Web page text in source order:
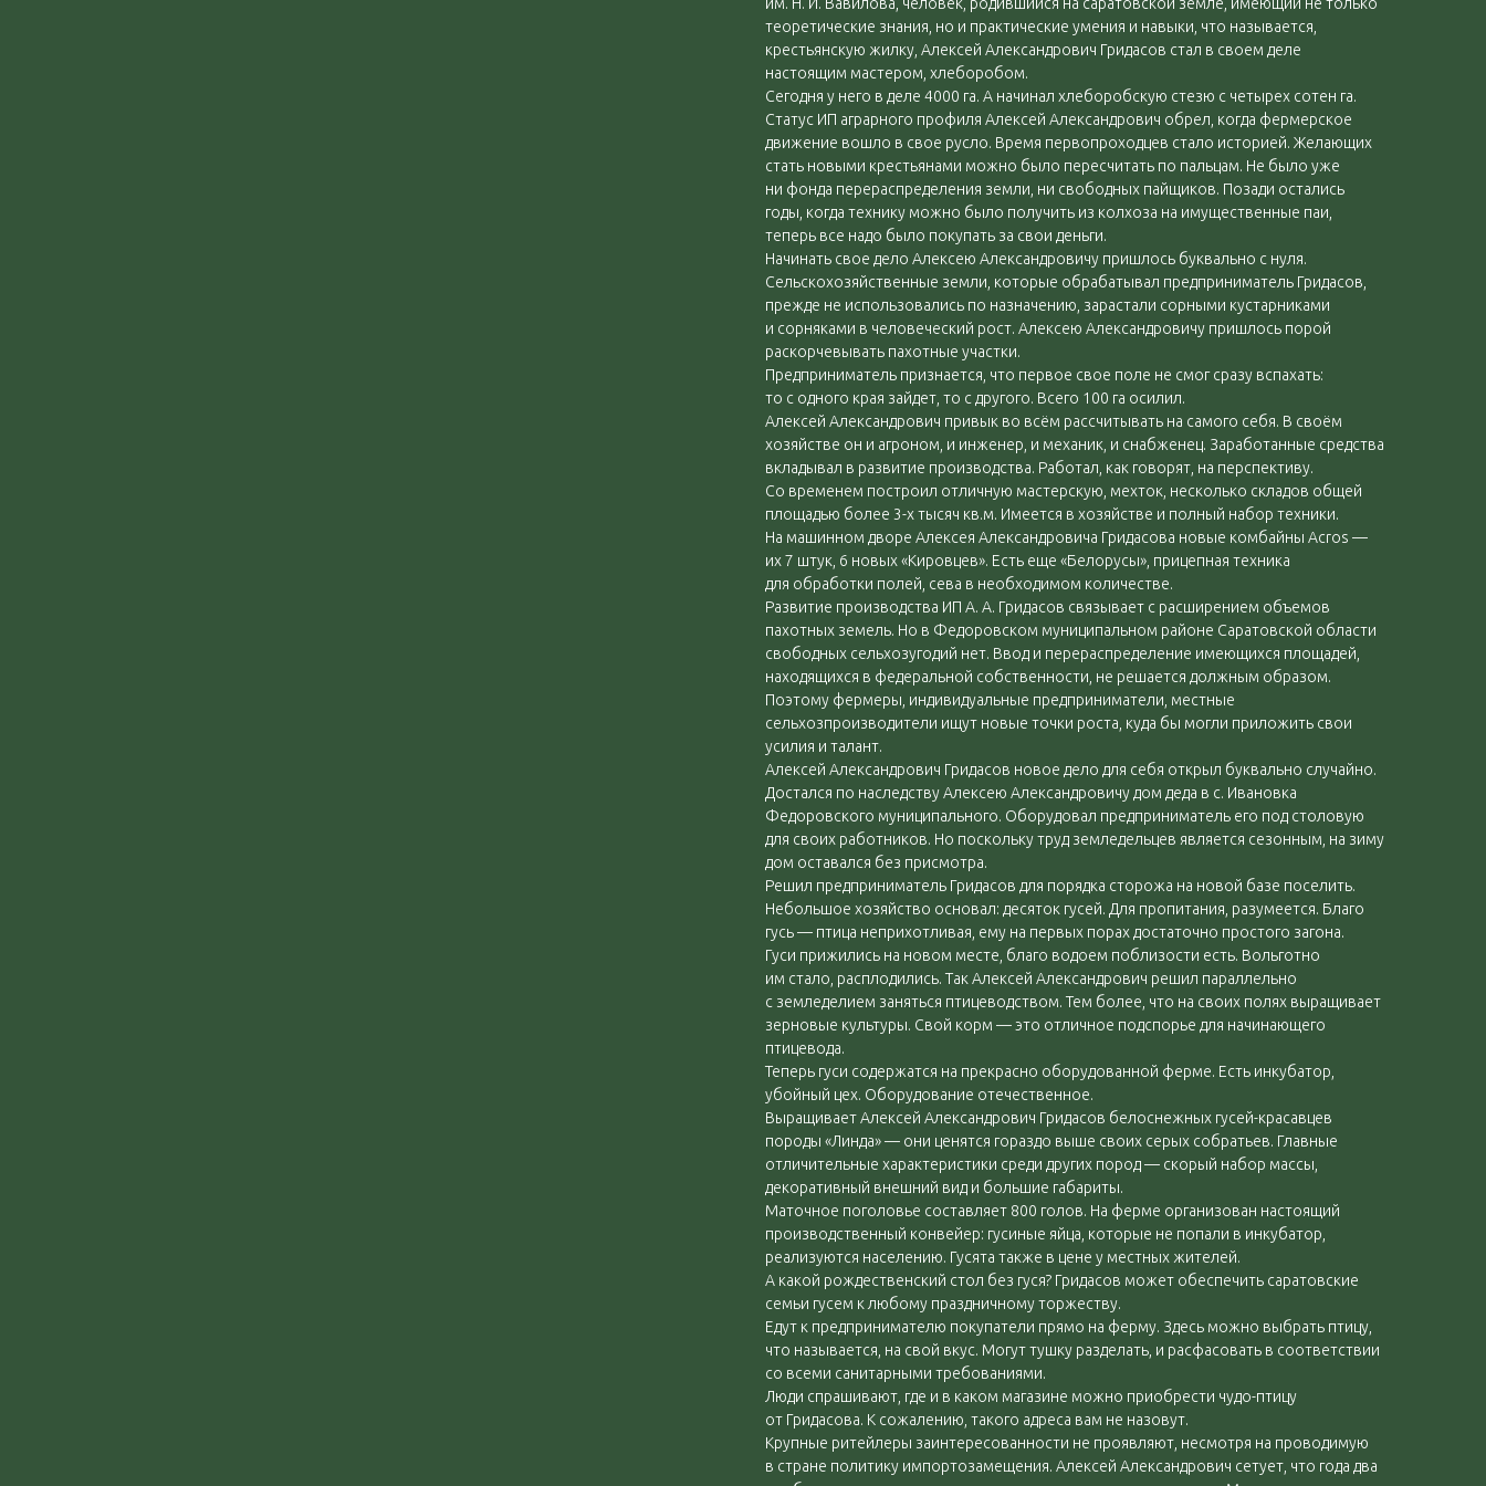
теоретические знания, но и практические умения и навыки, что называется,
крестьянскую жилку, Алексей Александрович Гридасов стал в своем деле
настоящим мастером, хлеборобом.
Сегодня у него в деле 4000 га. А начинал хлеборобскую стезю с четырех сотен га.
Статус ИП аграрного профиля Алексей Александрович обрел, когда фермерское
движение вошло в свое русло. Время первопроходцев стало историей. Желающих
стать новыми крестьянами можно было пересчитать по пальцам. Не было уже
ни фонда перераспределения земли, ни свободных пайщиков. Позади остались
годы, когда технику можно было получить из колхоза на имущественные паи,
теперь все надо было покупать за свои деньги.
Начинать свое дело Алексею Александровичу пришлось буквально с нуля.
Сельскохозяйственные земли, которые обрабатывал предприниматель Гридасов,
прежде не использовались по назначению, зарастали сорными кустарниками
и сорняками в человеческий рост. Алексею Александровичу пришлось порой
раскорчевывать пахотные участки.
Предприниматель признается, что первое свое поле не смог сразу вспахать:
то с одного края зайдет, то с другого. Всего 100 га осилил.
Алексей Александрович привык во всём рассчитывать на самого себя. В своём
хозяйстве он и агроном, и инженер, и механик, и снабженец. Заработанные средства
вкладывал в развитие производства. Работал, как говорят, на перспективу.
Со временем построил отличную мастерскую, мехток, несколько складов общей
площадью более 3-х тысяч кв.м. Имеется в хозяйстве и полный набор техники.
На машинном дворе Алексея Александровича Гридасова новые комбайны Acros —
их 7 штук, 6 новых «Кировцев». Есть еще «Белорусы», прицепная техника
для обработки полей, сева в необходимом количестве.
Развитие производства ИП А. А. Гридасов связывает с расширением объемов
пахотных земель. Но в Федоровском муниципальном районе Саратовской области
свободных сельхозугодий нет. Ввод и перераспределение имеющихся площадей,
находящихся в федеральной собственности, не решается должным образом.
Поэтому фермеры, индивидуальные предприниматели, местные
сельхозпроизводители ищут новые точки роста, куда бы могли приложить свои
усилия и талант.
Алексей Александрович Гридасов новое дело для себя открыл буквально случайно.
Достался по наследству Алексею Александровичу дом деда в с. Ивановка
Федоровского муниципального. Оборудовал предприниматель его под столовую
для своих работников. Но поскольку труд земледельцев является сезонным, на зиму
дом оставался без присмотра.
Решил предприниматель Гридасов для порядка сторожа на новой базе поселить.
Небольшое хозяйство основал: десяток гусей. Для пропитания, разумеется. Благо
гусь — птица неприхотливая, ему на первых порах достаточно простого загона.
Гуси прижились на новом месте, благо водоем поблизости есть. Вольготно
им стало, расплодились. Так Алексей Александрович решил параллельно
с земледелием заняться птицеводством. Тем более, что на своих полях выращивает
зерновые культуры. Свой корм — это отличное подспорье для начинающего
птицевода.
Теперь гуси содержатся на прекрасно оборудованной ферме. Есть инкубатор,
убойный цех. Оборудование отечественное.
Выращивает Алексей Александрович Гридасов белоснежных гусей-красавцев
породы «Линда» — они ценятся гораздо выше своих серых собратьев. Главные
отличительные характеристики среди других пород — скорый набор массы,
декоративный внешний вид и большие габариты.
Маточное поголовье составляет 800 голов. На ферме организован настоящий
производственный конвейер: гусиные яйца, которые не попали в инкубатор,
реализуются населению. Гусята также в цене у местных жителей.
А какой рождественский стол без гуся? Гридасов может обеспечить саратовские
семьи гусем к любому праздничному торжеству.
Едут к предпринимателю покупатели прямо на ферму. Здесь можно выбрать птицу,
что называется, на свой вкус. Могут тушку разделать, и расфасовать в соответствии
со всеми санитарными требованиями.
Люди спрашивают, где и в каком магазине можно приобрести чудо-птицу
от Гридасова. К сожалению, такого адреса вам не назовут.
Крупные ритейлеры заинтересованности не проявляют, несмотря на проводимую
в стране политику импортозамещения. Алексей Александрович сетует, что года два